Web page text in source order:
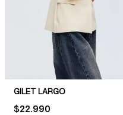
GILET LARGO
PRICE:
$22.990